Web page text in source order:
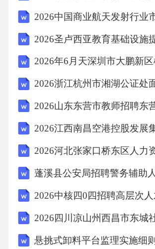
悬挑式卸料平台监理实施细则